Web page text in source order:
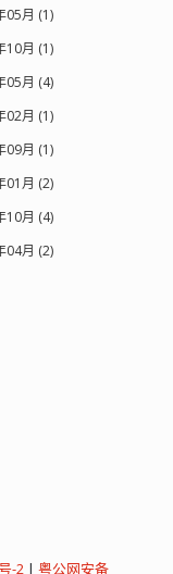
05月 (1)
10月 (1)
05月 (4)
02月 (1)
09月 (1)
01月 (2)
10月 (4)
04月 (2)
-2 | 粤公网安备